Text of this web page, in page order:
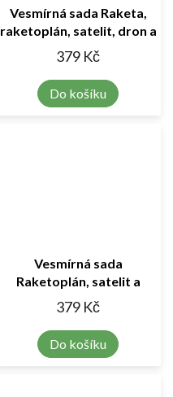
Vesmírná sada Raketa,
raketoplán, satelit, dron a
astronaut
379 Kč
Do košíku
Vesmírná sada
Raketoplán, satelit a
astronaut –
dobrodružství mezi
hvězdami
379 Kč
Do košíku